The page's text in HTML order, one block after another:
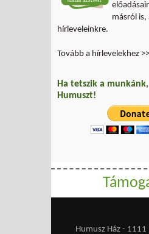
másról is,
hírleveleinkre.
Tovább a hírlevelekhez >>
Ha tetszik a
Humuszt!
Humusz Ház - 1111